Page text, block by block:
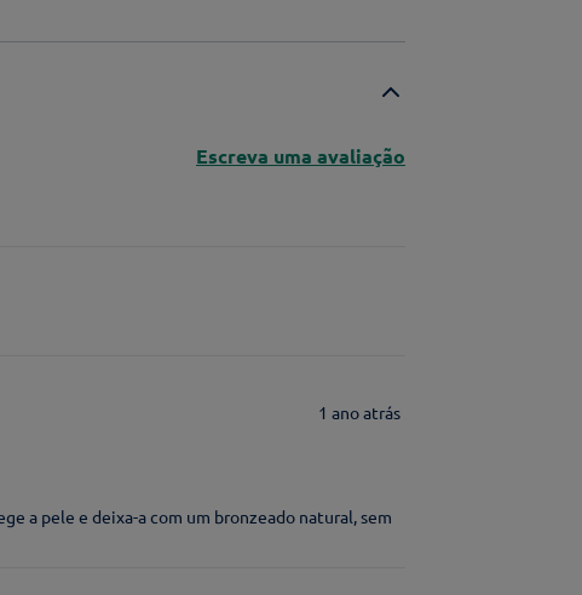
Escreva uma avaliação
1 ano atrás
a pele e deixa-a com um bronzeado natural, sem